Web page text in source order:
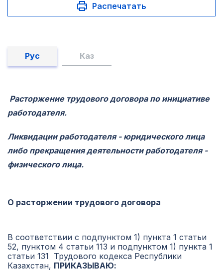
Распечатать
Рус Каз
Расторжение трудового договора по инициативе
работодателя.
Ликвидации работодателя - юридического лица
либо прекращения деятельности работодателя -
физического лица.
О расторжении трудового договора
В соответствии с подпунктом 1) пункта 1 статьи
52, пунктом 4 статьи 113 и подпунктом 1) пункта 1
статьи 131 Трудового кодекса Республики
Казахстан, ПРИКАЗЫВАЮ: